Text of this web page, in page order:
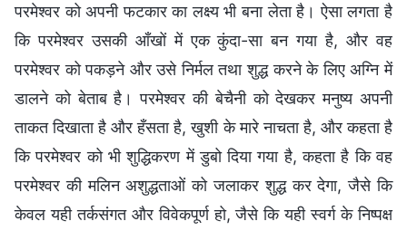
परमेश्वर को अपनी फटकार का लक्ष्य भी बना लेता है। ऐसा लगता है
कि परमेश्वर उसकी आँखों में एक कुंदा-सा बन गया है, और वह
परमेश्वर को पकड़ने और उसे निर्मल तथा शुद्ध करने के लिए अग्नि में
डालने को बेताब है। परमेश्वर की बेचैनी को देखकर मनुष्य अपनी
ताकत दिखाता है और हँसता है, खुशी के मारे नाचता है, और कहता है
कि परमेश्वर को भी शुद्धिकरण में डुबो दिया गया है, कहता है कि वह
परमेश्वर की मलिन अशुद्धताओं को जलाकर शुद्ध कर देगा, जैसे कि
केवल यही तर्कसंगत और विवेकपूर्ण हो, जैसे कि यही स्वर्ग के निष्पक्ष